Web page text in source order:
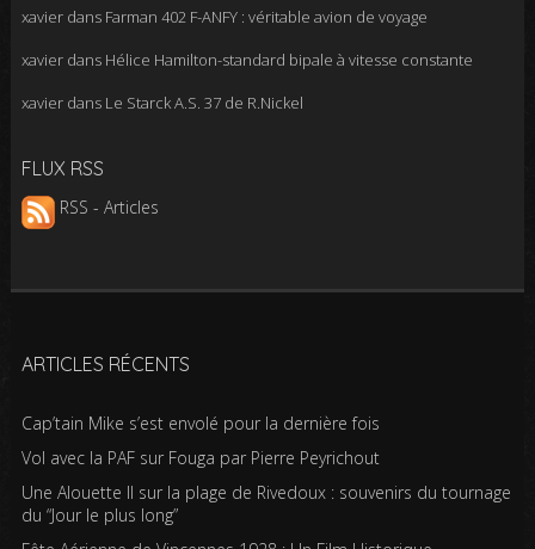
xavierdans Farman 402 F-ANFY : véritable avion de voyage
xavierdans Hélice Hamilton-standard bipale à vitesse constante
xavierdans Le Starck A.S. 37 de R.Nickel
FLUX RSS
RSS - Articles
ARTICLES RÉCENTS
Cap’tain Mike s’est envolé pour la dernière fois
Vol avec la PAF sur Fouga par Pierre Peyrichout
Une Alouette II sur la plage de Rivedoux : souvenirs du tournage
du “Jour le plus long”